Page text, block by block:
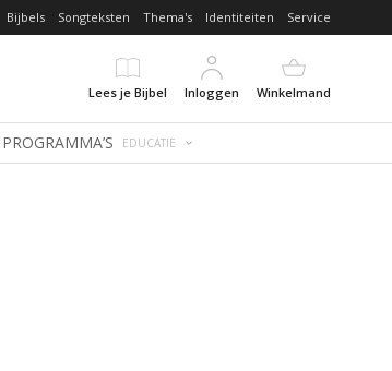
Bijbels Songteksten Thema's Identiteiten Service
Lees je Bijbel
Inloggen Winkelmand
PROGRAMMA’S EDUCATIE